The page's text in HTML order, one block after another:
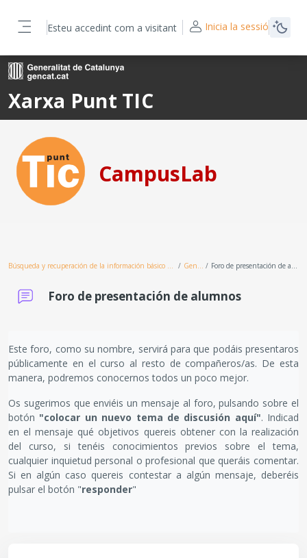
Xarxa Punt TIC
CampusLab
Esteu accedint com a visitant Inicia la sessió
Búsqueda y recuperación de la información básico 2ed_depurat General Foro de presentación de alumnos
Foro de presentación de alumnos
Este foro, como su nombre, servirá para que podáis presentaros
públicamente en el curso al resto de compañeros/as. De esta
manera, podremos conocernos todos un poco mejor.
Os sugerimos que enviéis un mensaje al foro, pulsando sobre el
botón "colocar un nuevo tema de discusión aquí". Indicad
en el mensaje qué objetivos quereis obtener con la realización
del curso, si tenéis conocimientos previos sobre el tema,
cualquier inquietud personal o profesional que queráis comentar.
Si en algún caso quereis contestar a algún mensaje, deberéis
pulsar el botón "responder"